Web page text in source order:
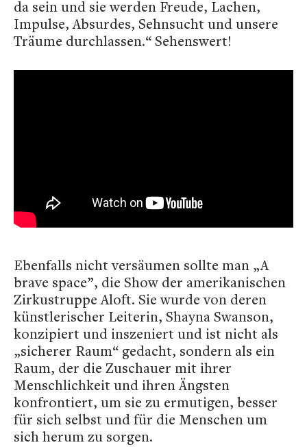
da sein und sie werden Freude, Lachen,
Impulse, Absurdes, Sehnsucht und unsere
Träume durchlassen.“ Sehenswert!
Ebenfalls nicht versäumen sollte man „A
brave space”, die Show der amerikanischen
Zirkustruppe Aloft. Sie wurde von deren
künstlerischer Leiterin, Shayna Swanson,
konzipiert und inszeniert und ist nicht als
„sicherer Raum“ gedacht, sondern als ein
Raum, der die Zuschauer mit ihrer
Menschlichkeit und ihren Ängsten
konfrontiert, um sie zu ermutigen, besser
für sich selbst und für die Menschen um
sich herum zu sorgen.